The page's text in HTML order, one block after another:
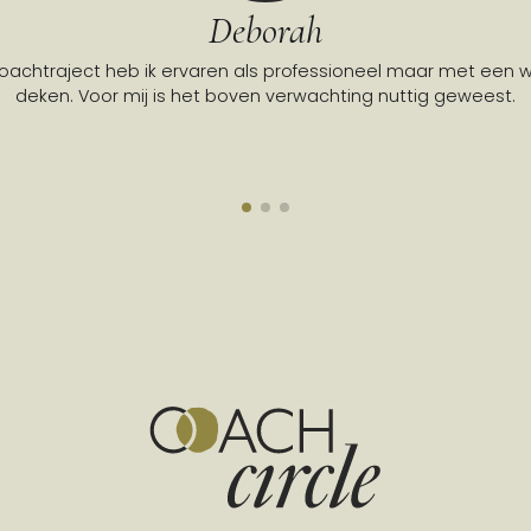
Deborah
heb ik ervaren als professioneel maar met een
deken. Voor mij is het boven verwachting nuttig geweest.